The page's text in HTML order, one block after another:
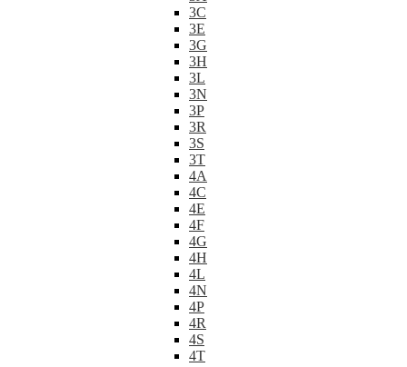
3C
3E
3G
3H
3L
3N
3P
3R
3S
3T
4A
4C
4E
4F
4G
4H
4L
4N
4P
4R
4S
4T